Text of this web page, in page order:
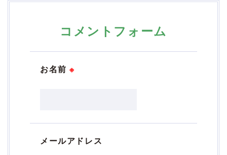
コメントフォーム
お名前※
メールアドレス